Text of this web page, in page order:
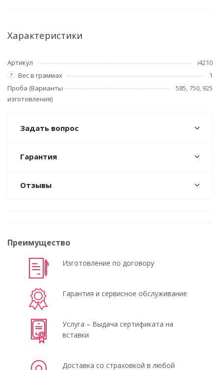
Характеристики
Артикул i4210
? Вес в граммах
1
Проба (Варианты
изготовления)
585, 750, 925
Задать вопрос
Гарантия
Отзывы
Преимущество
Изготовление по договору
Гарантия и сервисное обслуживание
Услуга – Выдача сертификата на
вставки
Доставка со страховкой в любой